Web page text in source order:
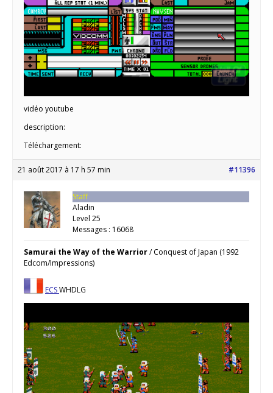
vidéo youtube
description:
Téléchargement:
21 août 2017 à 17 h 57 min #11396
Staff
Aladin
Level 25
Messages : 16068
Samurai the Way of the Warrior/ Conquest of Japan (1992
Edcom/Impressions)
ECSWHDLG